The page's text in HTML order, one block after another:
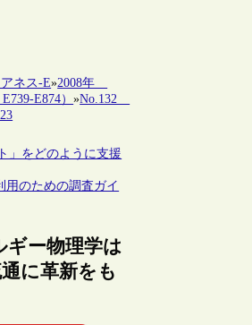
ネス-E»2008年
E739-E874）»No.132
」をどのように支援
用のための調査ガイ
ギー物理学は
に革新をも